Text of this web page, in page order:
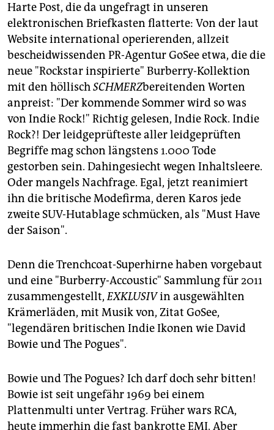
genossenschaft
epaper login
Harte Post, die da ungefragt in unseren
elektronischen Briefkasten flatterte: Von der laut
Website international operierenden, allzeit
bescheidwissenden PR-Agentur GoSee etwa, die die
neue "Rockstar inspirierte" Burberry-Kollektion
mit den höllischSCHMERZbereitenden Worten
anpreist: "Der kommende Sommer wird so was
von Indie Rock!" Richtig gelesen, Indie Rock. Indie
Rock?! Der leidgeprüfteste aller leidgeprüften
Begriffe mag schon längstens 1.000 Tode
gestorben sein. Dahingesiecht wegen Inhaltsleere.
Oder mangels Nachfrage. Egal, jetzt reanimiert
ihn die britische Modefirma, deren Karos jede
zweite SUV-Hutablage schmücken, als "Must Have
der Saison".
Denn die Trenchcoat-Superhirne haben vorgebaut
und eine "Burberry-Accoustic" Sammlung für 2011
zusammengestellt,EXKLUSIVin ausgewählten
Krämerläden, mit Musik von, Zitat GoSee,
"legendären britischen Indie Ikonen wie David
Bowie und The Pogues".
Bowie und The Pogues? Ich darf doch sehr bitten!
Bowie ist seit ungefähr 1969 bei einem
Plattenmulti unter Vertrag. Früher wars RCA,
heute immerhin die fast bankrotte EMI. Aber